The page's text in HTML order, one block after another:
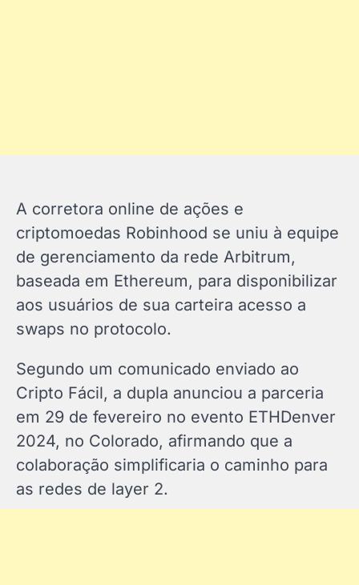
A corretora online de ações e
criptomoedas Robinhood se uniu à equipe
de gerenciamento da rede Arbitrum,
baseada em Ethereum, para disponibilizar
aos usuários de sua carteira acesso a
swaps no protocolo.
Segundo um comunicado enviado ao
Cripto Fácil, a dupla anunciou a parceria
em 29 de fevereiro no evento ETHDenver
2024, no Colorado, afirmando que a
colaboração simplificaria o caminho para
as redes de layer 2.